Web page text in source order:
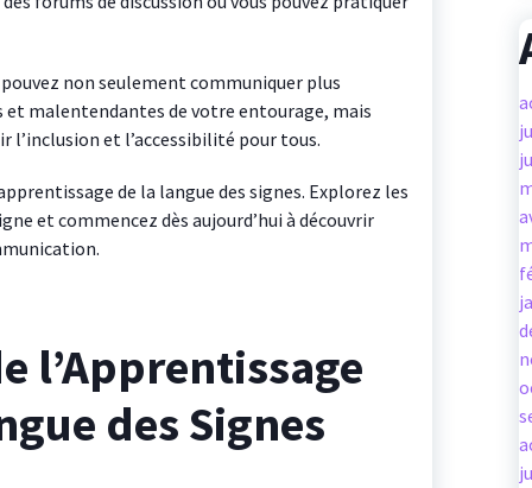
non seulement communiquer plus
et malentendantes de votre entourage, mais
et l’accessibilité pour tous.
de la langue des signes. Explorez les
et commencez dès aujourd’hui à découvrir
l’Apprentissage
des Signes